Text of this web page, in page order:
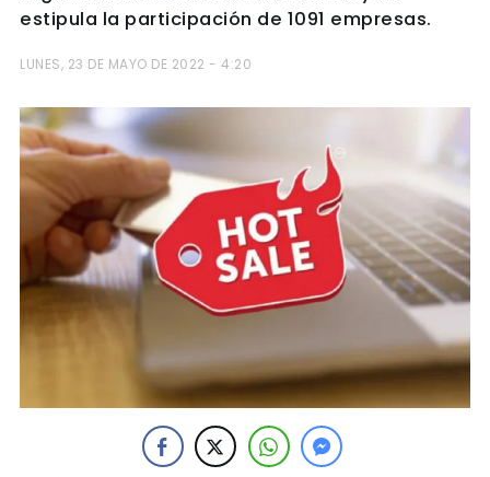
estipula la participación de 1091 empresas.
LUNES, 23 DE MAYO DE 2022 - 4:20